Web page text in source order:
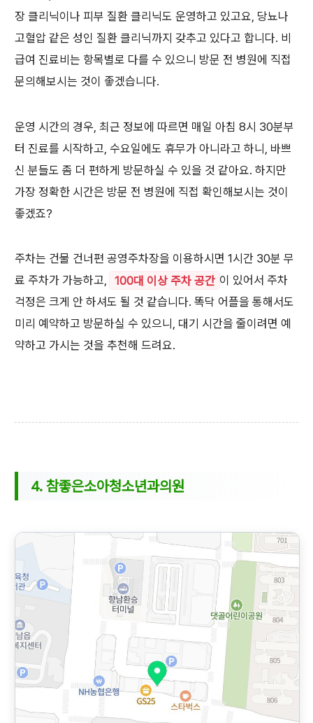
장 클리닉이나 피부 질환 클리닉도 운영하고 있고요, 당뇨나
고혈압 같은 성인 질환 클리닉까지 갖추고 있다고 합니다. 비
급여 진료비는 항목별로 다를 수 있으니 방문 전 병원에 직접
문의해보시는 것이 좋겠습니다.
운영 시간의 경우, 최근 정보에 따르면 매일 아침 8시 30분부
터 진료를 시작하고, 수요일에도 휴무가 아니라고 하니, 바쁘
신 분들도 좀 더 편하게 방문하실 수 있을 것 같아요. 하지만
가장 정확한 시간은 방문 전 병원에 직접 확인해보시는 것이
좋겠죠?
주차는 건물 건너편 공영주차장을 이용하시면 1시간 30분 무
료 주차가 가능하고, 100대 이상 주차 공간 이 있어서 주차
걱정은 크게 안 하셔도 될 것 같습니다. 똑닥 어플을 통해서도
미리 예약하고 방문하실 수 있으니, 대기 시간을 줄이려면 예
약하고 가시는 것을 추천해 드려요.
4. 참좋은소아청소년과의원